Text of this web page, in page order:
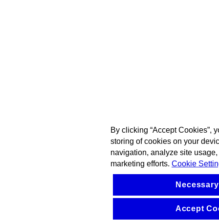
By clicking “Accept Cookies”,
storing of cookies on your
navigation, analyze site
marketing efforts. Cookie
Accept